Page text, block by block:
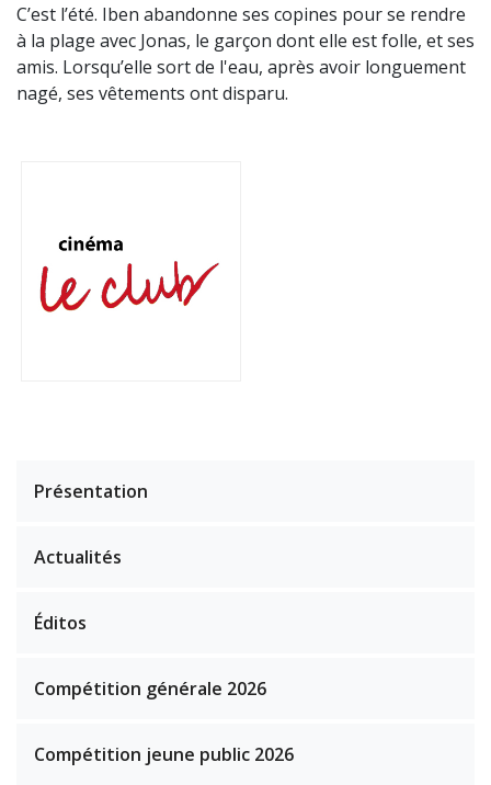
C’est l’été. Iben abandonne ses copines pour se rendre
à la plage avec Jonas, le garçon dont elle est folle, et ses
amis. Lorsqu’elle sort de l'eau, après avoir longuement
nagé, ses vêtements ont disparu.
Présentation
Actualités
Éditos
Compétition générale 2026
Compétition jeune public 2026